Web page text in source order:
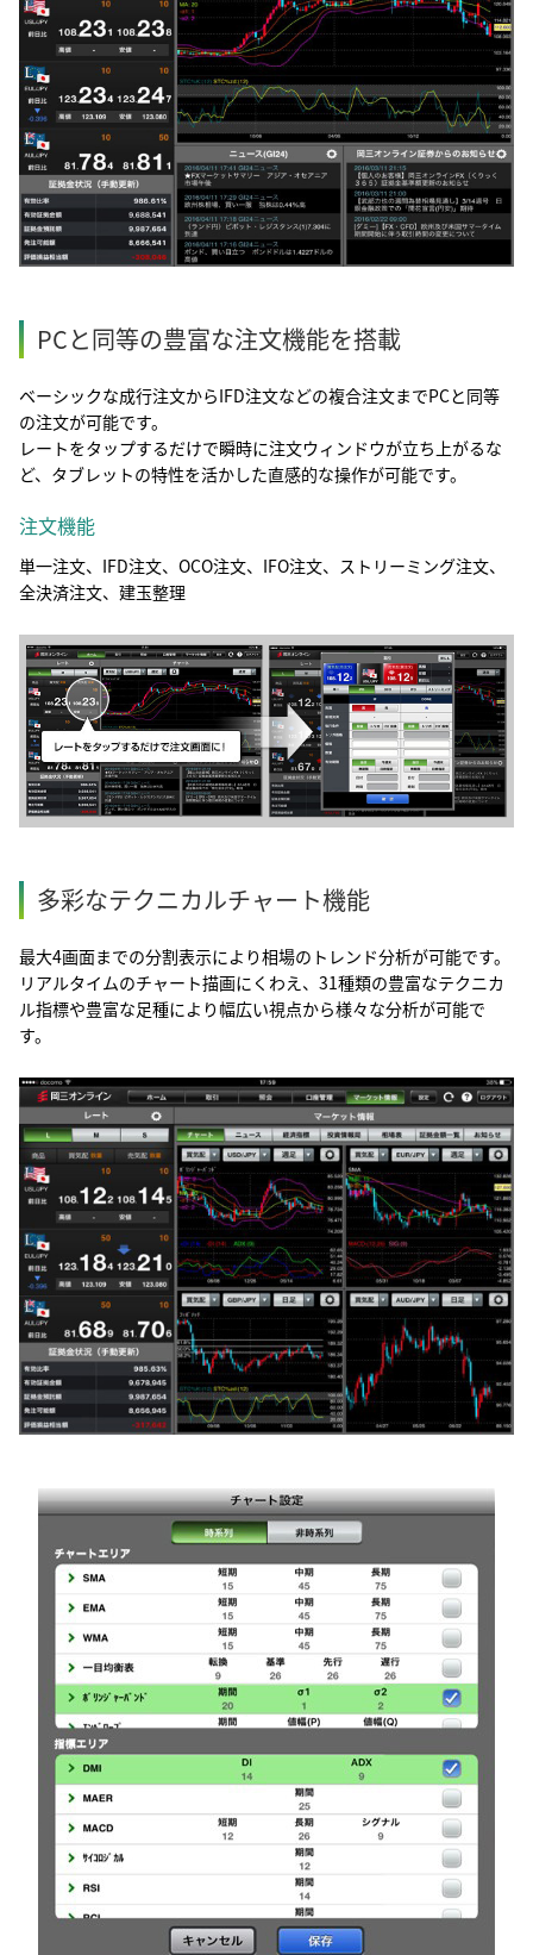
PCと同等の豊富な注文機能を搭載
ベーシックな成行注文からIFD注文などの複合注文までPCと同等
の注文が可能です。
レートをタップするだけで瞬時に注文ウィンドウが立ち上がるな
ど、タブレットの特性を活かした直感的な操作が可能です。
注文機能
単一注文、IFD注文、OCO注文、IFO注文、ストリーミング注文、
全決済注文、建玉整理
多彩なテクニカルチャート機能
最大4画面までの分割表示により相場のトレンド分析が可能です。
リアルタイムのチャート描画にくわえ、31種類の豊富なテクニカ
ル指標や豊富な足種により幅広い視点から様々な分析が可能で
す。